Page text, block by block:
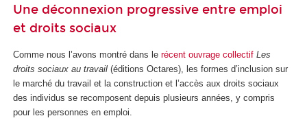
Une déconnexion progressive entre emploi
et droits sociaux
Comme nous l’avons montré dans le récent ouvrage collectif Les
droits sociaux au travail (éditions Octares), les formes d’inclusion sur
le marché du travail et la construction et l’accès aux droits sociaux
des individus se recomposent depuis plusieurs années, y compris
pour les personnes en emploi.